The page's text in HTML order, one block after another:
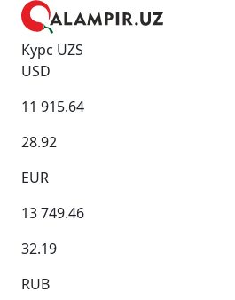
Курс UZS
USD
11 915.64
28.92
EUR
13 749.46
32.19
RUB